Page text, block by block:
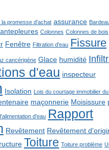
la promesse d'achat assurance
Colonnes Colonnes de bois
Fenêtre Filtration d'eau Fissure
cancérigène Glace humidité
d'eau inspecteur
Isolation Lois du courtage immobilier
maçonnerie Moisissure
d'eau Rapport
Revêtement Revêtement
Toiture Toiture problème